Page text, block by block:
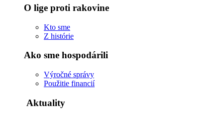
O lige proti rakovine
Kto sme
Z histórie
Ako sme hospodárili
Výročné správy
Použitie financií
Aktuality